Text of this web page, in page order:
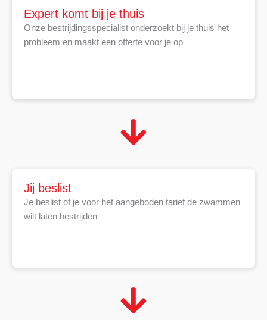
Expert komt bij je thuis
Onze bestrijdingsspecialist onderzoekt bij je thuis het
probleem en maakt een offerte voor je op
Jij beslist
Je beslist of je voor het aangeboden tarief de zwammen
wilt laten bestrijden